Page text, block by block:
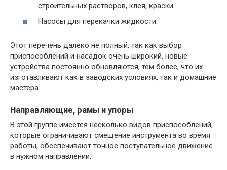
строительных растворов, клея, краски.
Насосы для перекачки жидкости.
Этот перечень далеко не полный, так как выбор
приспособлений и насадок очень широкий, новые
устройства постоянно обновляются, тем более, что их
изготавливают как в заводских условиях, так и домашние
мастера.
Направляющие, рамы и упоры
В этой группе имеется несколько видов приспособлений,
которые ограничивают смещение инструмента во время
работы, обеспечивают точное поступательное движение
в нужном направлении.